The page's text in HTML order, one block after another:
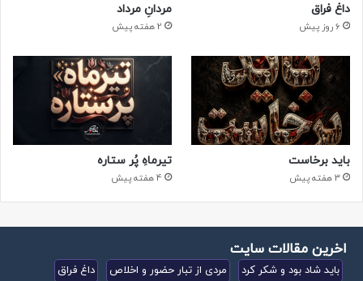
داغ فراق
6 روز پیش
مردانِ مرداد
2 هفته پیش
باید برخاست
3 هفته پیش
تیرماهِ پُر ستاره
4 هفته پیش
اخرین مقالات سایت
باید شاد بود و شکر کرد مردی از تبار حضور و اخلاص
داغ فراق